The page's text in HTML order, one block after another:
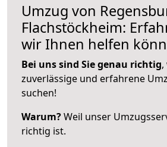
Umzug von
Flachstöckheim:
wir Ihnen helfen
Bei uns sind Sie genau richtig
zuverlässige und erfahrene
suchen!
Warum?Weil unser
richtig ist.